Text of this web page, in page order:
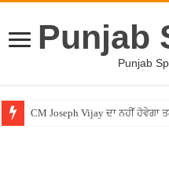
Punjab
Punjab
CM Joseph Vijay ਦਾ ਨਹੀਂ ਹੋਵੇਗਾ